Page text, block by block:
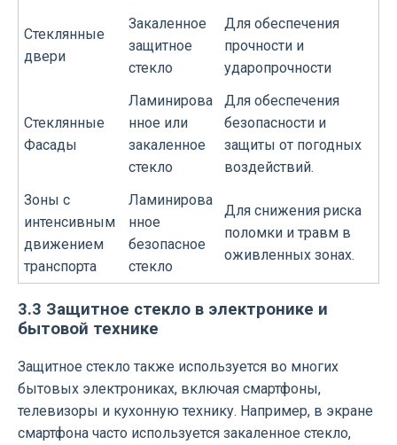
Стеклянные
двери
Закаленное
защитное
стекло
Для обеспечения
прочности и
ударопрочности
Стеклянные
Фасады
Ламинирова
нное или
закаленное
стекло
Для обеспечения
безопасности и
защиты от погодных
воздействий.
Зоны с
интенсивным
движением
транспорта
Ламинирова
нное
безопасное
стекло
Для снижения риска
поломки и травм в
оживленных зонах.
3.3 Защитное стекло в электронике и
бытовой технике
Защитное стекло также используется во многих
бытовых электрониках, включая смартфоны,
телевизоры и кухонную технику. Например, в экране
смартфона часто используется закаленное стекло,